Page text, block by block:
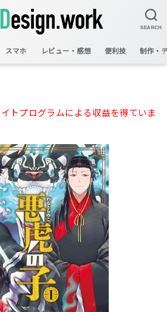
SEARCH
スマホ レビュー・感想 便利技 制作・
トプログラムによる収益を得ていま